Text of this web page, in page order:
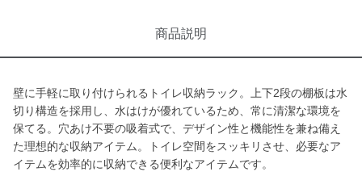
商品説明
壁に手軽に取り付けられるトイレ収納ラック。上下2段の棚板は水
切り構造を採用し、水はけが優れているため、常に清潔な環境を
保てる。穴あけ不要の吸着式で、デザイン性と機能性を兼ね備え
た理想的な収納アイテム。トイレ空間をスッキリさせ、必要なア
イテムを効率的に収納できる便利なアイテムです。